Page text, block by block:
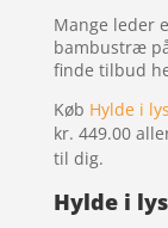
Mange leder
bambustræ
finde tilbud
Køb Hylde i
kr. 449.00
til dig.
Hylde i